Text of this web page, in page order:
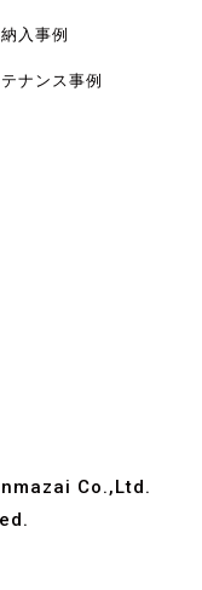
入事例
ナンス事例
Co.,Ltd.